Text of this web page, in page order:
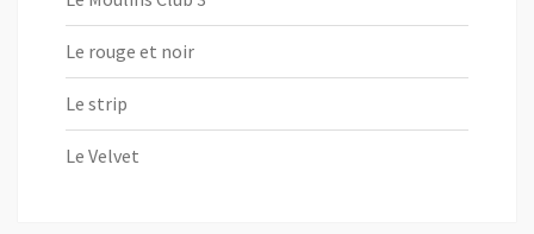
Le rouge et noir
Le strip
Le Velvet